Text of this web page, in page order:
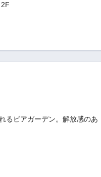
るビアガーデン。解放感のあ